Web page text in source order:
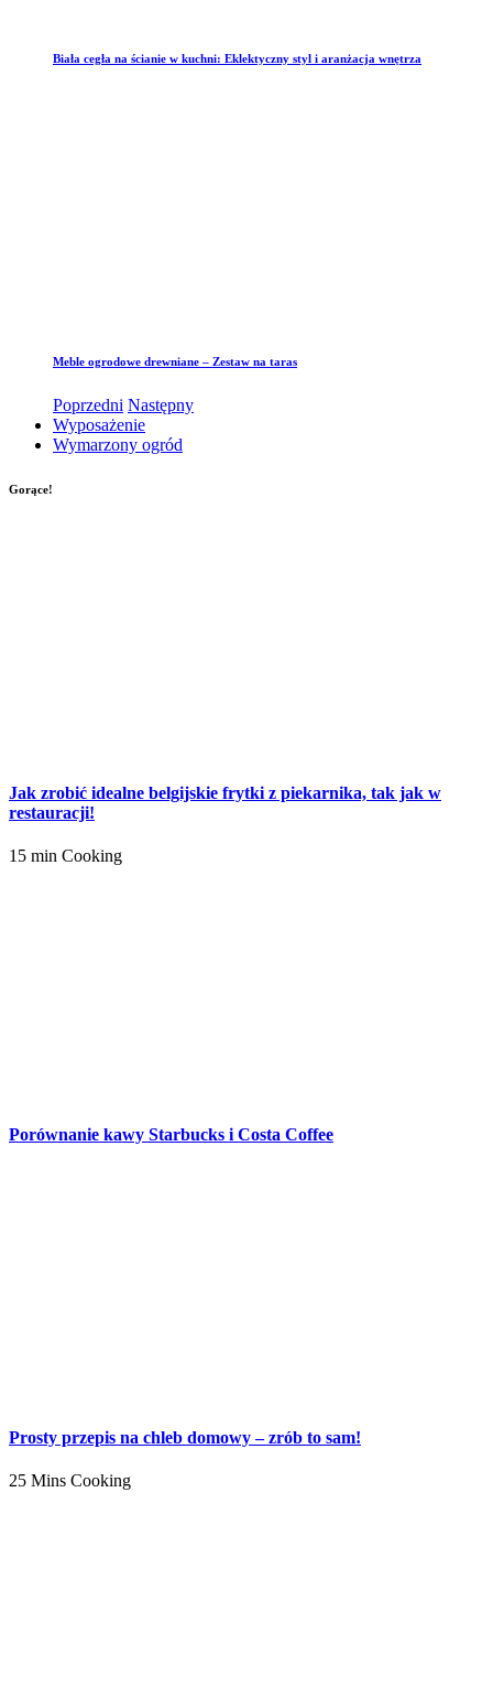
Biała cegła na ścianie w kuchni: Eklektyczny styl i aranżacja wnętrza
Meble ogrodowe drewniane – Zestaw na taras
Poprzedni Następny
Wyposażenie
Wymarzony ogród
Gorące!
Jak zrobić idealne belgijskie frytki z piekarnika, tak jak w
restauracji!
15 min Cooking
Porównanie kawy Starbucks i Costa Coffee
Prosty przepis na chleb domowy – zrób to sam!
25 Mins Cooking